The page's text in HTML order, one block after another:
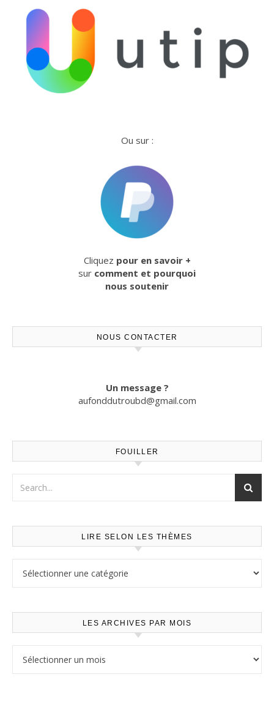
Ou sur :
Cliquez pour en savoir +
sur comment et pourquoi
nous soutenir
NOUS CONTACTER
Un message ?
aufonddutroubd@gmail.com
FOUILLER
LIRE SELON LES THÈMES
LES ARCHIVES PAR MOIS